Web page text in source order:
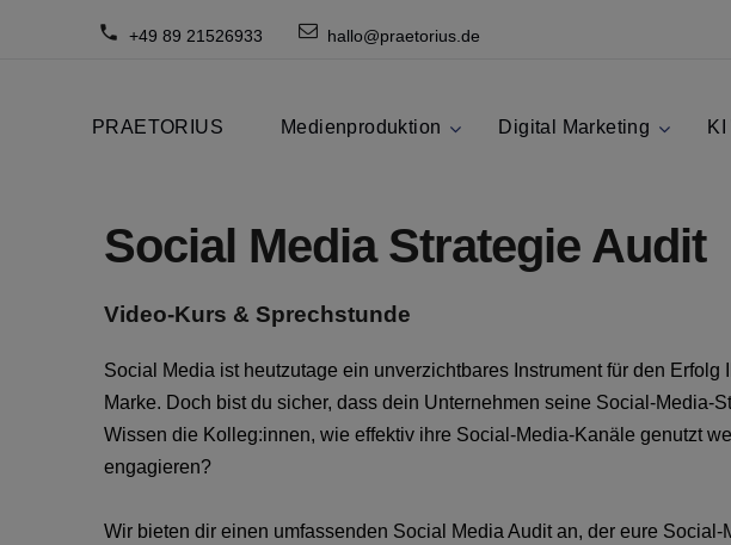
+49 89 21526933 hallo@praetorius.de
PRAETORIUS Medienproduktion Digital Marketing
Social Media Strategie Audit
Video-Kurs & Sprechstunde
Social Media ist heutzutage ein unverzichtbares Instrument für den
Marke. Doch bist du sicher, dass dein Unternehmen seine Social-Media-
Wissen die Kolleg:innen, wie effektiv ihre Social-Media-Kanäle genutzt
engagieren?
Wir bieten dir einen umfassenden Social Media Audit an, der eure